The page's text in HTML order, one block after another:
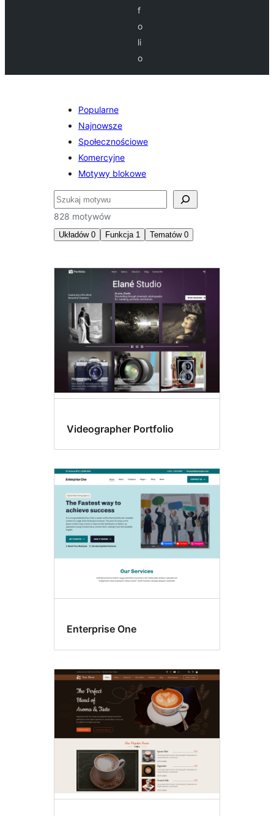
f
o
li
o
Popularne
Najnowsze
Społecznościowe
Komercyjne
Motywy blokowe
Szukaj
828 motywów
Układów 0 Funkcja 1 Tematów 0
Warianty
stylu
Videographer Portfolio
Enterprise One